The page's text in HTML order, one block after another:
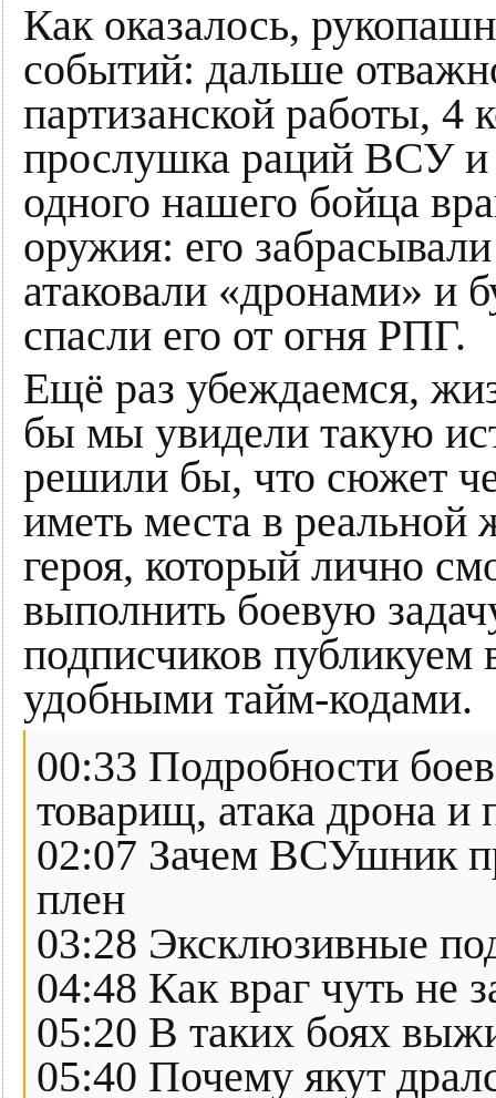
Как оказалось,
событий: дальше
партизанской работы, 4
прослушка раций ВСУ и
одного нашего бойца
оружия: его
атаковали «дронами» и
спасли его от огня РПГ.
Ещё раз убеждаемся,
бы мы увидели такую
решили бы, что сюжет
иметь места в
героя, который лично
выполнить боевую
подписчиков публикуем
удобными тайм-кодами.
00:33 Подробности
товарищ, атака дрона и
02:07 Зачем ВСУшник
плен
03:28 Эксклюзивные
04:48 Как враг чуть не
05:20 В таких боях
05:40 Почему якут